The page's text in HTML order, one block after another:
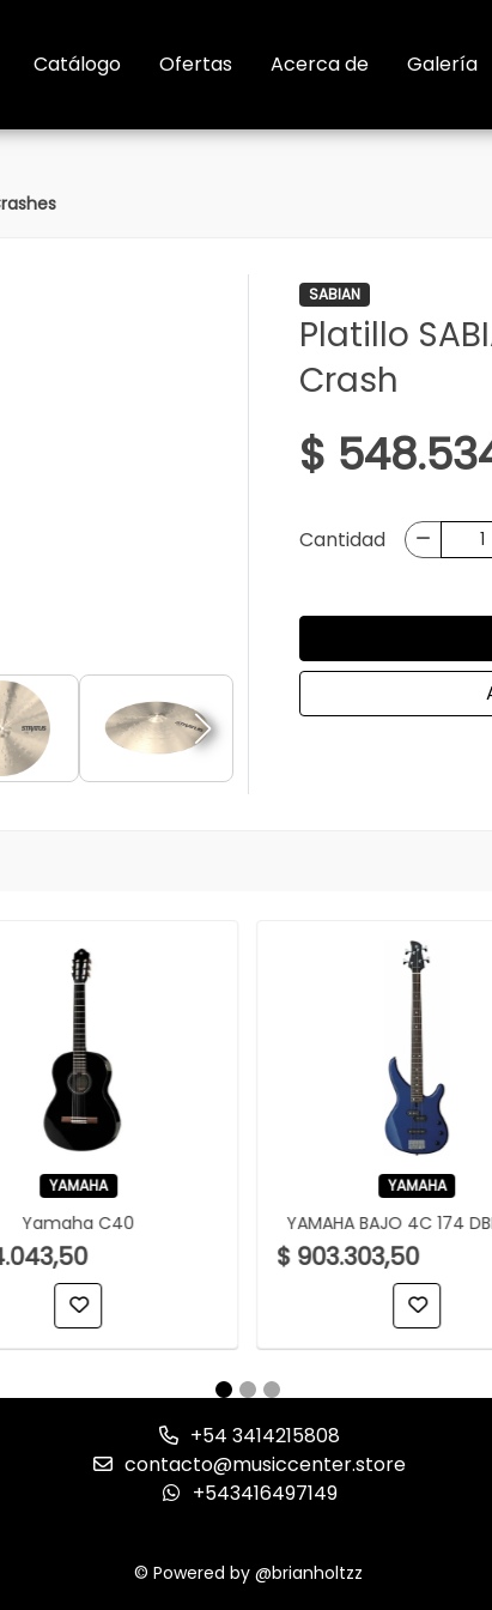
Catálogo Ofertas Acerca de Galería
SABIAN
Platillo
Crash
$
Cantidad
YAMAHA
Yamaha C40
YAMAHA
YAMAHA BAJO 4C 174
$ 903.303,50
+54 3414215808
contacto@musiccenter.store
+543416497149
© Powered by @brianholtzz